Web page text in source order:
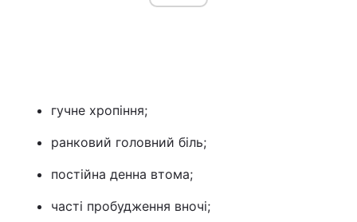
гучне хропіння;
ранковий головний біль;
постійна денна втома;
часті пробудження вночі;